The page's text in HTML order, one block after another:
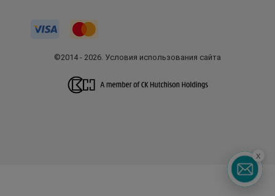
©2014 - 2026. Условия использования сайта
x